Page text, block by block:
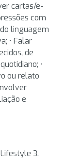
cartas/e-
com
linguagem
• Falar
de
•
ou relato
e
3.